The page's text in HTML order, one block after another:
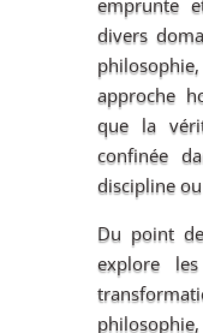
emprunte
divers
approche
que la
confinée
discipline
Du point
explore